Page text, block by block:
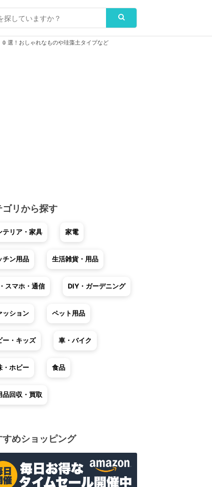
！おしゃれなものや珪藻土タイプなど
ゴリから探す
テリア・家具 家電
チン用品 生活雑貨・用品
スマホ・通信 DIY・ガーデニング
ッション ペット用品
ー・キッズ 車・バイク
・ホビー 食品
品回収・買取
すめショッピング